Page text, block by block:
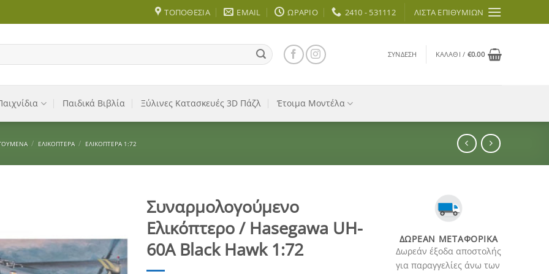
ΤΟΠΟΘΕΣΊΑ EMAIL ΩΡΆΡΙΟ 2410 - 531112 ΛΊΣΤΑ ΕΠΙΘΥΜΙΏΝ
ΣΎΝΔΕΣΗ ΚΑΛΆΘΙ / €0.00
Παιδικά Βιβλία Ξύλινες Κατασκευές 3D Πάζλ Έτοιμα Μοντέλα
/ ΕΛΙΚΌΠΤΕΡΑ / ΕΛΙΚΌΠΤΕΡΑ 1:72
Wishlist
Συναρμολογούμενο
Ελικόπτερο / Hasegawa UH-
60A Black Hawk 1:72
ΔΩΡΕΆΝ ΜΕΤΑΦΟΡΙΚΆ
Δωρεάν έξοδα αποστολής
για παραγγελίες άνω των